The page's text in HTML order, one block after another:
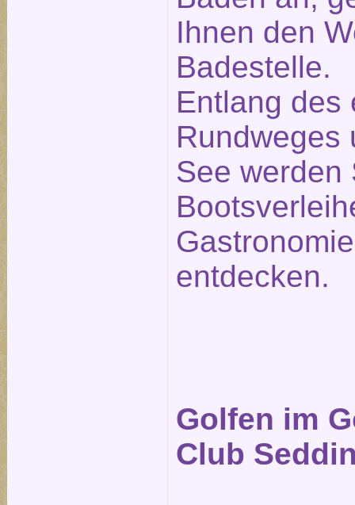
Ihnen den
Badestelle.
Entlang des
Rundweges
See werden
entdecken.
Golfen im
Club